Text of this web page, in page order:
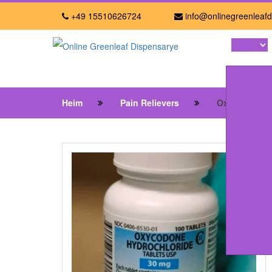
+49 15510626724
Heim Pain Relievers Oxycodon